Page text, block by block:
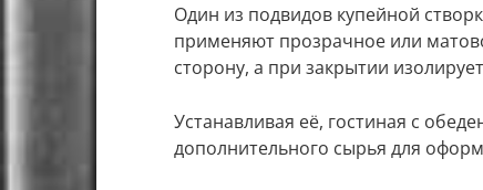
Один из подвидов купейной
применяют прозрачное или
сторону, а при закрытии
Устанавливая её, гостиная с
дополнительного сырья для